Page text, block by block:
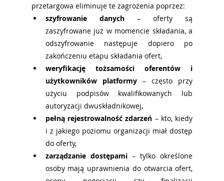
przetargowa eliminuje te zagrożenia poprzez:
szyfrowanie danych – oferty są
zaszyfrowane już w momencie składania, a
odszyfrowanie następuje dopiero po
zakończeniu etapu składania ofert,
weryfikację tożsamości oferentów i
użytkowników platformy – często przy
użyciu podpisów kwalifikowanych lub
autoryzacji dwuskładnikowej,
pełną rejestrowalność zdarzeń – kto, kiedy
i z jakiego poziomu organizacji miał dostęp
do oferty,
zarządzanie dostępami – tylko określone
osoby mają uprawnienia do otwarcia ofert,